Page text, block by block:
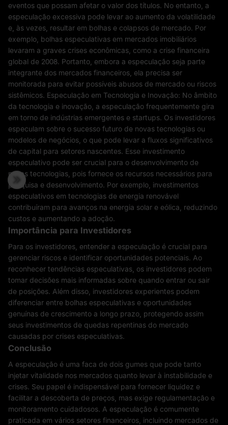
eventos que possam afetar o valor dos títulos. No entanto, a
especulação excessiva pode levar ao aumento da volatilidade
e, às vezes, resultar em bolhas e colapsos de mercado. Por
exemplo, bolhas especulativas em mercados imobiliários
levaram a graves crises econômicas, como a crise financeira
global de 2008. Portanto, embora a especulação seja parte
integrante dos mercados financeiros, ela precisa ser
monitorada para evitar possíveis abusos de mercado ou riscos
sistêmicos. Especulação em Tecnologia e Inovação: No âmbito
da tecnologia e inovação, a especulação frequentemente gira
em torno de indústrias emergentes e startups. Os investidores
especulam sobre o sucesso futuro de novas tecnologias ou
modelos de negócios, o que pode levar a fluxos significativos
de capital para setores nascentes. Esse investimento
especulativo pode ser crucial para o desenvolvimento de
novas tecnologias, pois fornece os recursos necessários para
pesquisa e desenvolvimento. Por exemplo, investimentos
especulativos em tecnologias de energia renovável
contribuíram para avanços na energia solar e eólica, reduzindo
custos e aumentando a adoção.
Importância para Investidores
Para os investidores, entender a especulação é crucial para
gerenciar riscos e identificar oportunidades potenciais. Ao
reconhecer tendências especulativas, os investidores podem
tomar decisões mais informadas sobre quando entrar ou sair
de posições. Além disso, investidores experientes podem
diferenciar entre bolhas especulativas e oportunidades
genuínas de crescimento a longo prazo, protegendo assim
seus investimentos de quedas repentinas do mercado
causadas por crises especulativas.
Conclusão
A especulação é uma faca de dois gumes que pode tanto
injetar vitalidade nos mercados quanto levar à instabilidade e
crises. Seu papel é indispensável para fornecer liquidez e
facilitar a descoberta de preços, mas exige regulamentação e
monitoramento cuidadosos. A especulação é comumente
praticada em vários setores financeiros, incluindo mercados de